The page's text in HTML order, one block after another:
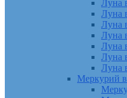
Луна
Луна
Луна
Луна
Луна
Луна
Луна
Меркурий в